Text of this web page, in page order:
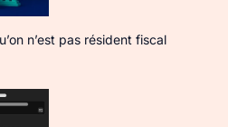
n’est pas résident fiscal